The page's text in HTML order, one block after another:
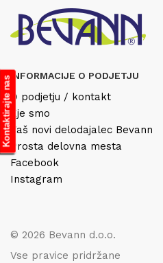
INFORMACIJE O PODJETJU
O podjetju / kontakt
Kje smo
Vaš novi delodajalec Bevann
Prosta delovna mesta
Facebook
Instagram
© 2026 Bevann d.o.o.
Vse pravice pridržane
Kontaktirajte nas